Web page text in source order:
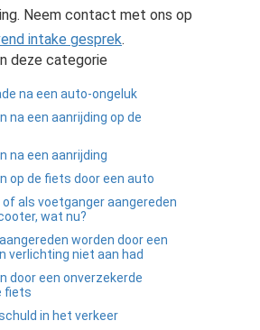
Neem contact met ons op
intake gesprek.
deze categorie
na een auto-ongeluk
na een aanrijding op de
na een aanrijding
op de fiets door een auto
als voetganger aangereden
wat nu?
worden door een
verlichting niet aan had
door een onverzekerde
fiets
in het verkeer